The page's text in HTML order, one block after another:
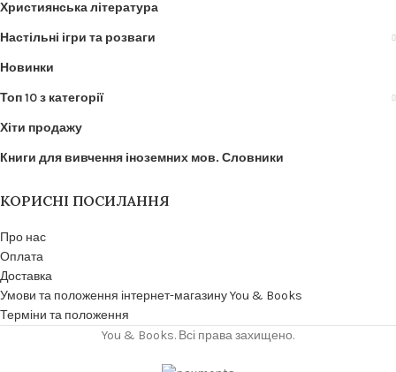
Християнська література
Настільні ігри та розваги
Новинки
Топ 10 з категорії
Хіти продажу
Книги для вивчення іноземних мов. Словники
КОРИСНІ ПОСИЛАННЯ
Про нас
Оплата
Доставка
Умови та положення інтернет-магазину You & Books
Терміни та положення
You & Books. Всі права захищено.